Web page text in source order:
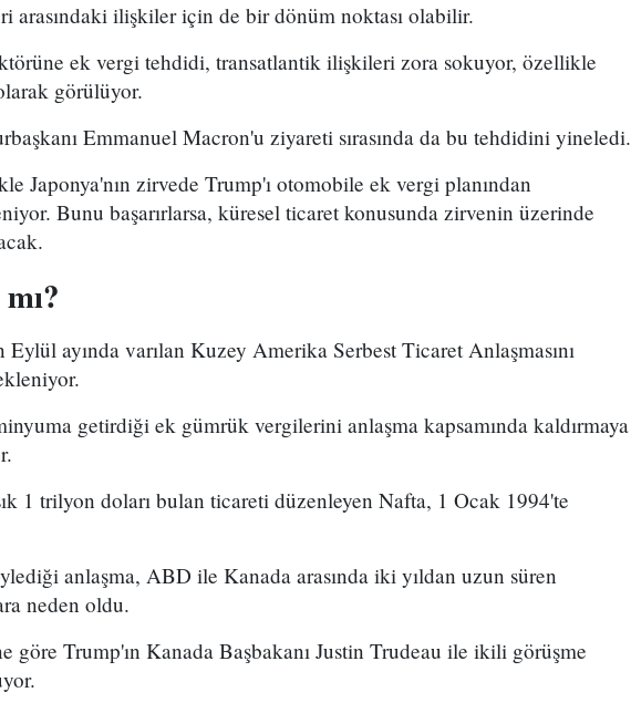
ilişkiler için de bir dönüm noktası olabilir.
ek vergi tehdidi, transatlantik ilişkileri zora sokuyor, özellikle
görülüyor.
Emmanuel Macron'u ziyareti sırasında da bu tehdidini yineledi.
Japonya'nın zirvede Trump'ı otomobile ek vergi planından
Bunu başarırlarsa, küresel ticaret konusunda zirvenin üzerinde
ayında varılan Kuzey Amerika Serbest Ticaret Anlaşmasını
getirdiği ek gümrük vergilerini anlaşma kapsamında kaldırmaya
1 trilyon doları bulan ticareti düzenleyen Nafta, 1 Ocak 1994'te
anlaşma, ABD ile Kanada arasında iki yıldan uzun süren
neden oldu.
göre Trump'ın Kanada Başbakanı Justin Trudeau ile ikili görüşme